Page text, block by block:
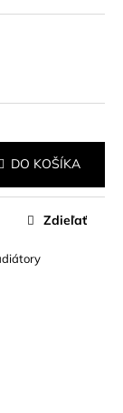
DO KOŠÍKA
Zdieľať